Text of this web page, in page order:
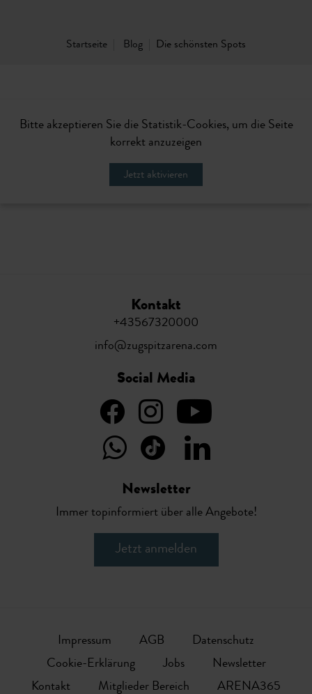
Startseite Blog Die schönsten Spots
Bitte akzeptieren Sie die Statistik-Cookies, um die Seite
korrekt anzuzeigen
Jetzt aktivieren
Kontakt
+43567320000
info@zugspitzarena.com
Social Media
Newsletter
Immer topinformiert über alle Angebote!
Jetzt anmelden
Impressum AGB
Datenschutz
Cookie-Erklärung
Jobs
Newsletter
Kontakt
Mitglieder Bereich ARENA365